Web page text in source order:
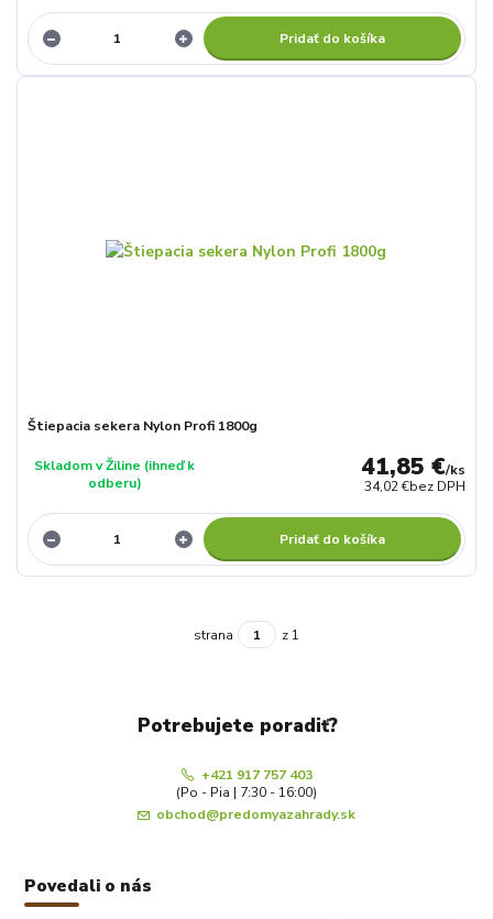
Pridať do košíka
Štiepacia sekera Nylon Profi 1800g
41,85 €/ks
34,02 €bez DPH
Skladom v Žiline (ihneď k
odberu)
Pridať do košíka
strana z 1
Potrebujete poradiť?
+421 917 757 403
(Po - Pia | 7:30 - 16:00)
obchod@predomyazahrady.sk
Povedali o nás